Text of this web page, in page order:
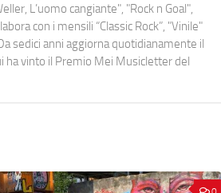
L’uomo cangiante", "Rock n Goal",
con i mensili “Classic Rock”, "Vinile"
sedici anni aggiorna quotidianamente il
ha vinto il Premio Mei Musicletter del